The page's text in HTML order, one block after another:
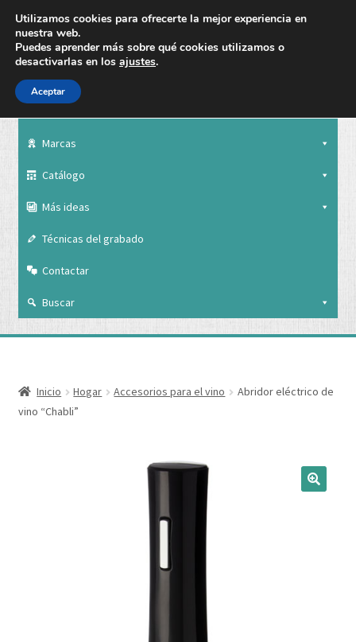
Marcas
Catálogo
Más ideas
Técnicas del grabado
Contactar
Buscar
Nuestra empresa
el
hijo
Inicio Hogar Accesorios para el vino
Abridor eléctrico de
vino “Chabli”
Utilizamos cookies para ofrecerte la mejor experiencia en
nuestra web.
Puedes aprender más sobre qué cookies utilizamos o
desactivarlas en los ajustes.
Aceptar